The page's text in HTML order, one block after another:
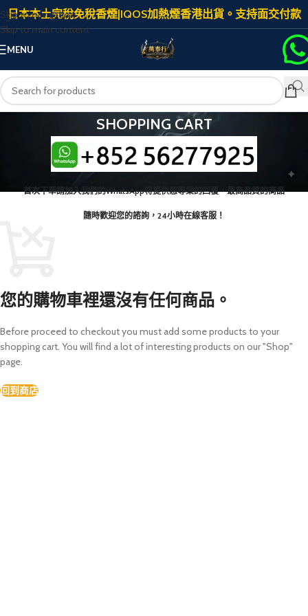
Skip to navigation
Skip to main content
日本本土完稅免稅香煙|IQOS加熱煙香港出貨。支持面交付款
MENU
SHOPPING CART
首次下單請加入我們的WhatsApp将提供您專業的回覆，最高品質的商品
隨時歡迎您的諮詢，24小時在線客服！
您的購物車裡還沒有任何商品。
Before proceed to checkout you must add some products to your
shopping cart. You will find a lot of interesting products on our "Shop"
page.
回到商店